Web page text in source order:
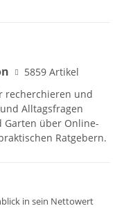
5859 Artikel
recherchieren und
Alltagsfragen
Garten über Online-
Ratgebern.
in sein Nettowert